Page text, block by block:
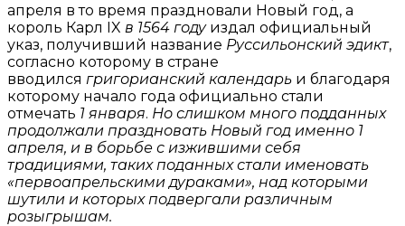
апреля в то время праздновали Новый год, а
король Карл IX в 1564 годуиздал официальный
указ, получивший название Руссильонский эдикт,
согласно которому в стране
вводился григорианский календарь и благодаря
которому начало года официально стали
отмечать 1 января. Но слишком много подданных
продолжали праздновать Новый год именно 1
апреля, и в борьбе с изжившими себя
традициями, таких поданных стали именовать
«первоапрельскими дураками», над которыми
шутили и которых подвергали различным
розыгрышам.